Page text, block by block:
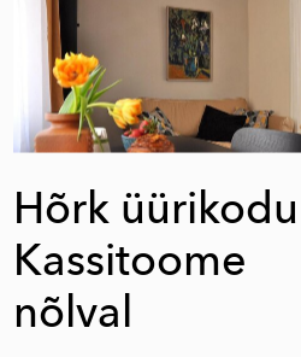
Hõrk üürikodu
Kassitoome
nõlval